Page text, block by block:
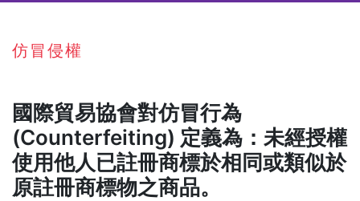
仿冒侵權
國際貿易協會對仿冒行為
(Counterfeiting) 定義為：未經授權
使用他人已註冊商標於相同或類似於
原註冊商標物之商品。